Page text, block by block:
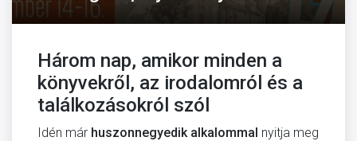
Három nap, amikor minden a
könyvekről, az irodalomról és a
találkozásokról szól
Idén már huszonnegyedik alkalommal nyitja meg